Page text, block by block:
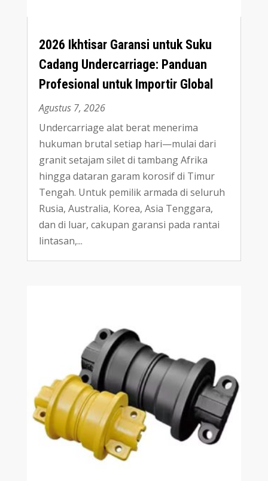
2026 Ikhtisar Garansi untuk Suku
Cadang Undercarriage: Panduan
Profesional untuk Importir Global
Agustus 7, 2026
Undercarriage alat berat menerima
hukuman brutal setiap hari—mulai dari
granit setajam silet di tambang Afrika
hingga dataran garam korosif di Timur
Tengah. Untuk pemilik armada di seluruh
Rusia, Australia, Korea, Asia Tenggara,
dan di luar, cakupan garansi pada rantai
lintasan,...